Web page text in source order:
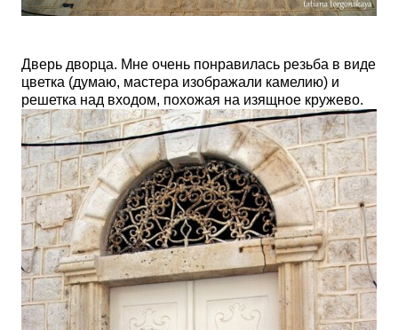
Дверь дворца. Мне очень понравилась резьба в виде
цветка (думаю, мастера изображали камелию) и
решетка над входом, похожая на изящное кружево.